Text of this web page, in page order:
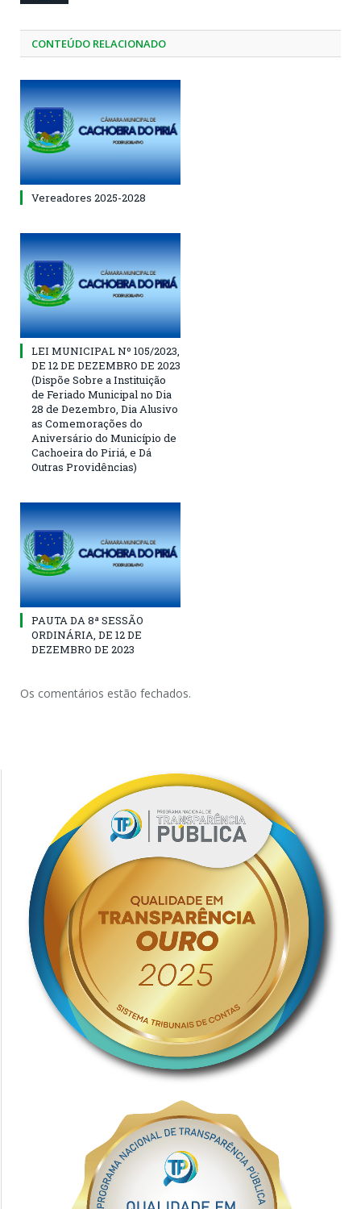
CONTEÚDO RELACIONADO
Vereadores 2025-2028
LEI MUNICIPAL Nº 105/2023,
DE 12 DE DEZEMBRO DE 2023
(Dispõe Sobre a Instituição
de Feriado Municipal no Dia
28 de Dezembro, Dia Alusivo
as Comemorações do
Aniversário do Município de
Cachoeira do Piriá, e Dá
Outras Providências)
PAUTA DA 8ª SESSÃO
ORDINÁRIA, DE 12 DE
DEZEMBRO DE 2023
Os comentários estão fechados.